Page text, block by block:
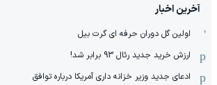
آخرین اخبار
اولین گل دوران حرفه ای گرت بیل
ارزش خرید جدید رئال 93 برابر شد!
ادعای جدید وزیر خزانه داری آمریکا درباره توافق